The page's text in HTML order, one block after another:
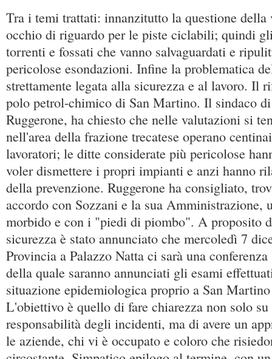
Tra i temi trattati: innanzitutto la questione
occhio di riguardo per le piste ciclabili; quindi
torrenti e fossati che vanno salvaguardati e
pericolose esondazioni. Infine la problematica
strettamente legata alla sicurezza e al lavoro. Il
polo petrol-chimico di San Martino. Il sindaco
Ruggerone, ha chiesto che nelle valutazioni si
nell'area della frazione trecatese operano
lavoratori; le ditte considerate più pericolose
voler dismettere i propri impianti e anzi hanno
della prevenzione. Ruggerone ha consigliato,
accordo con Sozzani e la sua Amministrazione,
morbido e con i "piedi di piombo". A proposito
sicurezza è stato annunciato che mercoledì 7
Provincia a Palazzo Natta ci sarà una
della quale saranno annunciati gli esami
situazione epidemiologica proprio a San
L'obiettivo è quello di fare chiarezza non solo su
responsabilità degli incidenti, ma di avere un
le aziende, chi vi è occupato e coloro che